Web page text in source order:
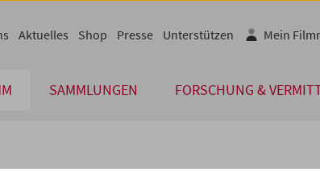
SAMMLUNGEN FORSCHUNG &
Aktuelles Shop Presse Unterstützen Mein